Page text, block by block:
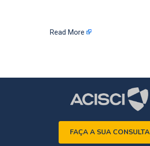
Read More
FAÇA A SUA CONSULTA